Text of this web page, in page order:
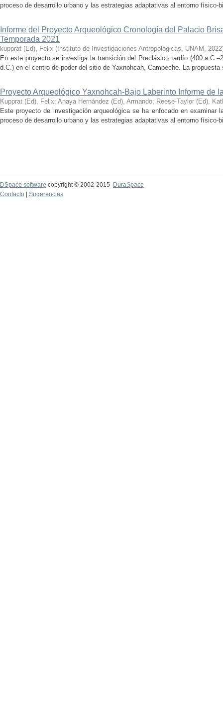
proceso de desarrollo urbano y las estrategias adaptativas al entorno físico-
Informe del Proyecto Arqueológico Cronología del Palacio
Temporada 2021
kupprat (Ed), Felix ( Instituto de Investigaciones Antropológicas, UNAM , 2022
En este proyecto se investiga la transición del Preclásico tardío (400
d.C.) en el centro de poder del sitio de Yaxnohcah, Campeche. La
Proyecto Arqueológico Yaxnohcah-Bajo Laberinto Informe de
Kupprat (Ed), Felix; Anaya Hernández (Ed), Armando; Reese-Taylor (Ed),
Este proyecto de investigación arqueológica se ha enfocado en examinar
proceso de desarrollo urbano y las estrategias adaptativas al entorno físico-
DSpace software copyright © 2002-2015
DuraSpace
Contacto
Sugerencias